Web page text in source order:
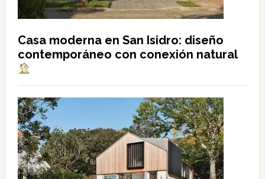
Casa moderna en San Isidro: diseño
contemporáneo con conexión natural